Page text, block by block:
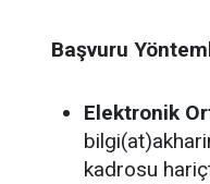
Başvuru
Elektronik
kadrosu